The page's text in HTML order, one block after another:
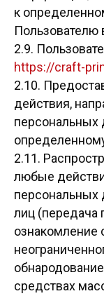
к
Пользователю
2.9.
https://craft-
2.10.
действия,
персональных
2.11.
любые
персональных
лиц (передача
средствах